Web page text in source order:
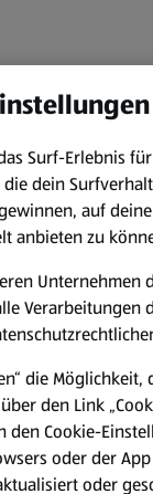
Surf-Erlebnis
dein
auf
anbieten zu
Unternehmen
die
den Link
Cookie-
oder der
oder